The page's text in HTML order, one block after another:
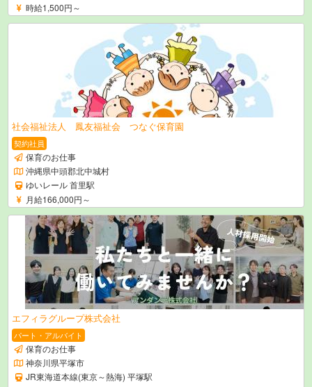
時給1,500円～
社会福祉法人 鳳友福祉会 つなぐ保育園
契約社員
保育のお仕事
沖縄県中頭郡北中城村
ゆいレール 首里駅
月給166,000円～
エフィラグループ株式会社
パート・アルバイト
保育のお仕事
神奈川県平塚市
JR東海道本線(東京～熱海) 平塚駅